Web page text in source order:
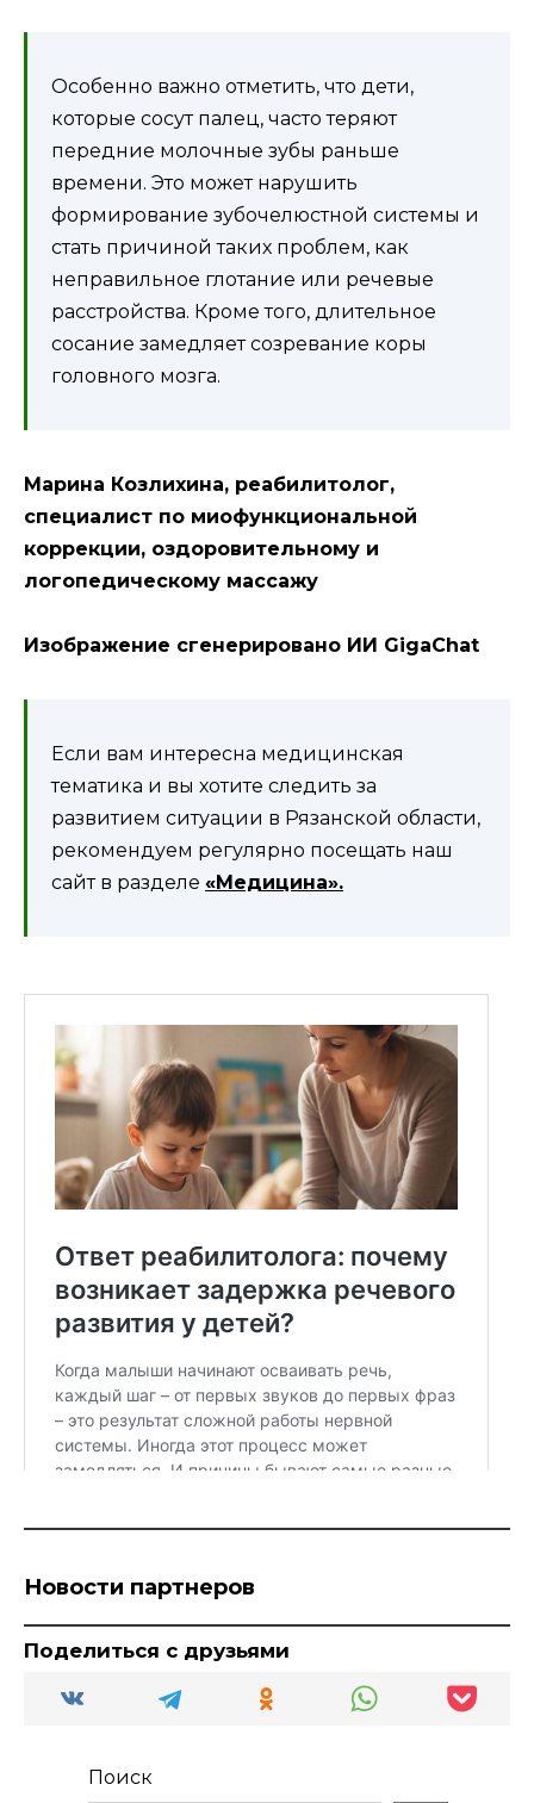
Особенно важно отметить, что дети,
которые сосут палец, часто теряют
передние молочные зубы раньше
времени. Это может нарушить
формирование зубочелюстной системы и
стать причиной таких проблем, как
неправильное глотание или речевые
расстройства. Кроме того, длительное
сосание замедляет созревание коры
головного мозга.
Марина Козлихина, реабилитолог,
специалист по миофункциональной
коррекции, оздоровительному и
логопедическому массажу
Изображение сгенерировано ИИ GigaChat
Если вам интересна медицинская
тематика и вы хотите следить за
развитием ситуации в Рязанской области,
рекомендуем регулярно посещать наш
сайт в разделе «Медицина».
Новости партнеров
Поделиться с друзьями
Поиск